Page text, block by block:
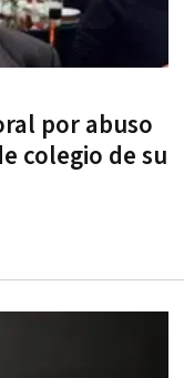
por abuso
colegio de su